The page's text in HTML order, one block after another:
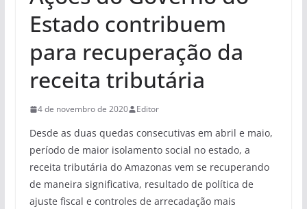
Estado contribuem
para recuperação da
receita tributária
4 de novembro de 2020 Editor
Desde as duas quedas consecutivas em abril e maio,
período de maior isolamento social no estado, a
receita tributária do Amazonas vem se recuperando
de maneira significativa, resultado de política de
ajuste fiscal e controles de arrecadação mais